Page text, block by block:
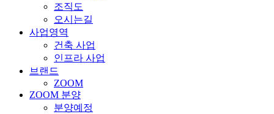
조직도
오시는길
사업영역
건축 사업
인프라 사업
브랜드
ZOOM
ZOOM 분양
분양예정